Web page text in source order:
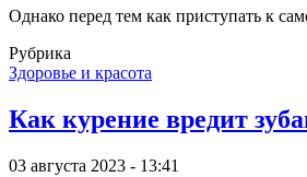
Однако перед тем как приступать к
Рубрика
Здоровье и красота
Как курение вредит
03 августа 2023 - 13:41